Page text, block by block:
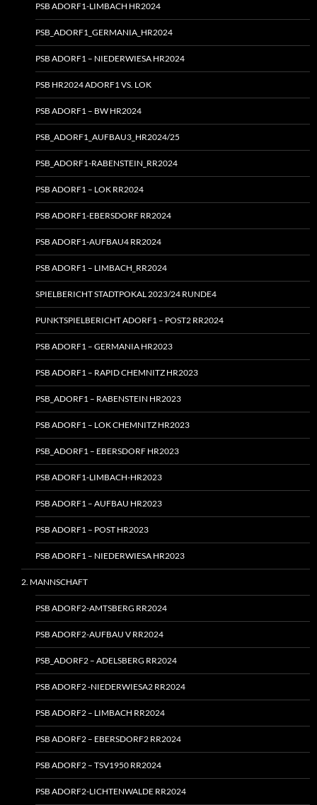
PSB ADORF1-LIMBACH HR2024
PSB_ADORF1_GERMANIA_HR2024
PSB ADORF1 – NIEDERWIESA HR2024
PSB HR2024 ADORF1 VS. LOK
PSB ADORF1 – BW HR2024
PSB_ADORF1_AUFBAU3_HR2024/25
PSB_ADORF1-RABENSTEIN_RR2024
PSB ADORF1 – LOK RR2024
PSB ADORF1-EBERSDORF RR2024
PSB ADORF1-AUFBAU4 RR2024
PSB ADORF1 – LIMBACH_RR2024
SPIELBERICHT STADTPOKAL 2023/24 RUNDE4
PUNKTSPIELBERICHT ADORF1 – POST2 RR2024
PSB ADORF1 – GERMANIA HR2023
PSB ADORF1 – RAPID CHEMNITZ HR2023
PSB_ADORF1 – RABENSTEIN HR2023
PSB ADORF1 – LOK CHEMNITZ HR2023
PSB_ADORF1 – EBERSDORF HR2023
PSB ADORF1-LIMBACH-HR2023
PSB ADORF1 – AUFBAU HR2023
PSB ADORF1 – POST HR2023
PSB ADORF1 – NIEDERWIESA HR2023
2. MANNSCHAFT
PSB ADORF2-AMTSBERG RR2024
PSB ADORF2-AUFBAU V RR2024
PSB_ADORF2 – ADELSBERG RR2024
PSB ADORF2 ‑NIEDERWIESA2 RR2024
PSB ADORF2 – LIMBACH RR2024
PSB ADORF2 – EBERSDORF2 RR2024
PSB ADORF2 – TSV1950 RR2024
PSB ADORF2-LICHTENWALDE RR2024